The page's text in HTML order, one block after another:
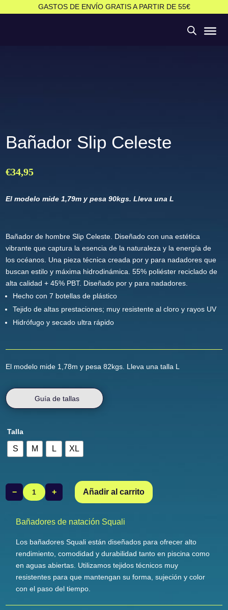
GASTOS DE ENVÍO GRATIS A PARTIR DE 55€
Bañador Slip Celeste
€34,95
El modelo mide 1,79m y pesa 90kgs. Lleva una L
Bañador de hombre Slip Celeste. Diseñado con una estética
vibrante que captura la esencia de la naturaleza y la energía de
los océanos. Una pieza técnica creada por y para nadadores que
buscan estilo y máxima hidrodinámica. 55% poliéster reciclado de
alta calidad + 45% PBT. Diseñado por y para nadadores.
Hecho con 7 botellas de plástico
Tejido de altas prestaciones; muy resistente al cloro y rayos UV
Hidrófugo y secado ultra rápido
El modelo mide 1,78m y pesa 82kgs. Lleva una talla L
Guía de tallas
Talla
S M L XL
−
Bañador
Celeste
+ Añadir al carrito
Bañadores de natación Squali
Los bañadores Squali están diseñados para ofrecer alto
rendimiento, comodidad y durabilidad tanto en piscina como
en aguas abiertas. Utilizamos tejidos técnicos muy
resistentes para que mantengan su forma, sujeción y color
con el paso del tiempo.